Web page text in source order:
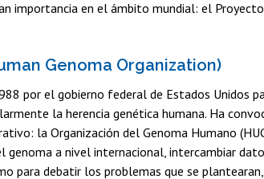
importancia en el ámbito mundial: el
Genoma Organization)
por el gobierno federal de Estados Unidos
la herencia genética humana. Ha
la Organización del Genoma Humano
genoma a nivel internacional, intercambiar
para debatir los problemas que se